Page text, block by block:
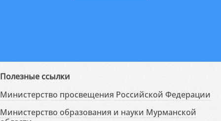
Полезные ссылки
Министерство просвещения Российской Федерации
Министерство образования и науки Мурманской